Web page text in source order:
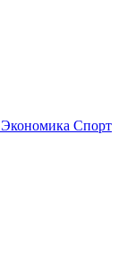
Экономика Спорт